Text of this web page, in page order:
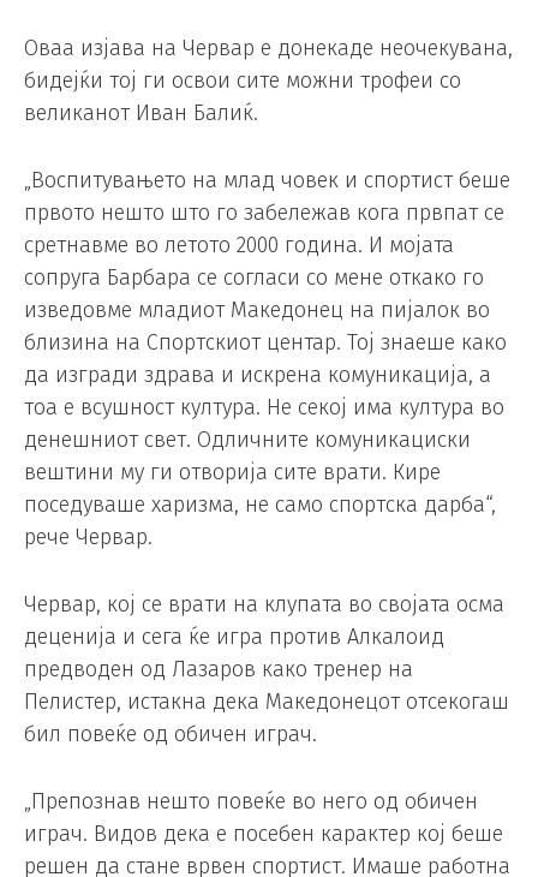
Оваа изјава на Червар е донекаде неочекувана,
бидејќи тој ги освои сите можни трофеи со
великанот Иван Балиќ.
„Воспитувањето на млад човек и спортист беше
првото нешто што го забележав кога првпат се
сретнавме во летото 2000 година. И мојата
сопруга Барбара се согласи со мене откако го
изведовме младиот Македонец на пијалок во
близина на Спортскиот центар. Тој знаеше како
да изгради здрава и искрена комуникација, а
тоа е всушност култура. Не секој има култура во
денешниот свет. Одличните комуникациски
вештини му ги отворија сите врати. Кире
поседуваше харизма, не само спортска дарба“,
рече Червар.
Червар, кој се врати на клупата во својата осма
деценија и сега ќе игра против Алкалоид
предводен од Лазаров како тренер на
Пелистер, истакна дека Македонецот отсекогаш
бил повеќе од обичен играч.
„Препознав нешто повеќе во него од обичен
играч. Видов дека е посебен карактер кој беше
решен да стане врвен спортист. Имаше работна